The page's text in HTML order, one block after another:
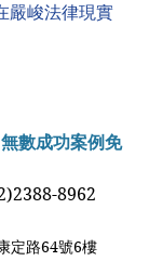
嚴峻法律現實
無數成功案例免
8962
定路64號6樓